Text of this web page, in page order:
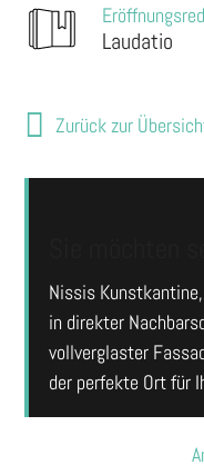
Laudatio
Zurück zur
Nissis
in direkter
vollverglaster
der perfekte Ort für